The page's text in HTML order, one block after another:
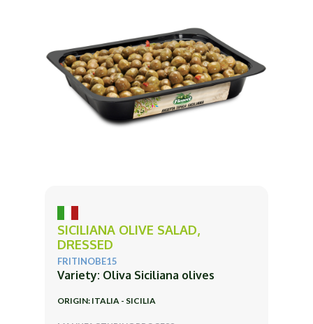
SICILIANA OLIVE SALAD,
DRESSED
FRITINOBE15
Variety: Oliva Siciliana olives
ORIGIN: ITALIA - SICILIA